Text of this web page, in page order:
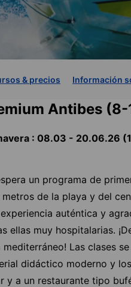
& precios Información
Antibes (8-
: 08.03 - 20.06.26
un programa de
de la playa y del
auténtica y
ellas muy hospitalarias.
mediterráneo! Las clases
didáctico moderno y
y a un restaurante tipo